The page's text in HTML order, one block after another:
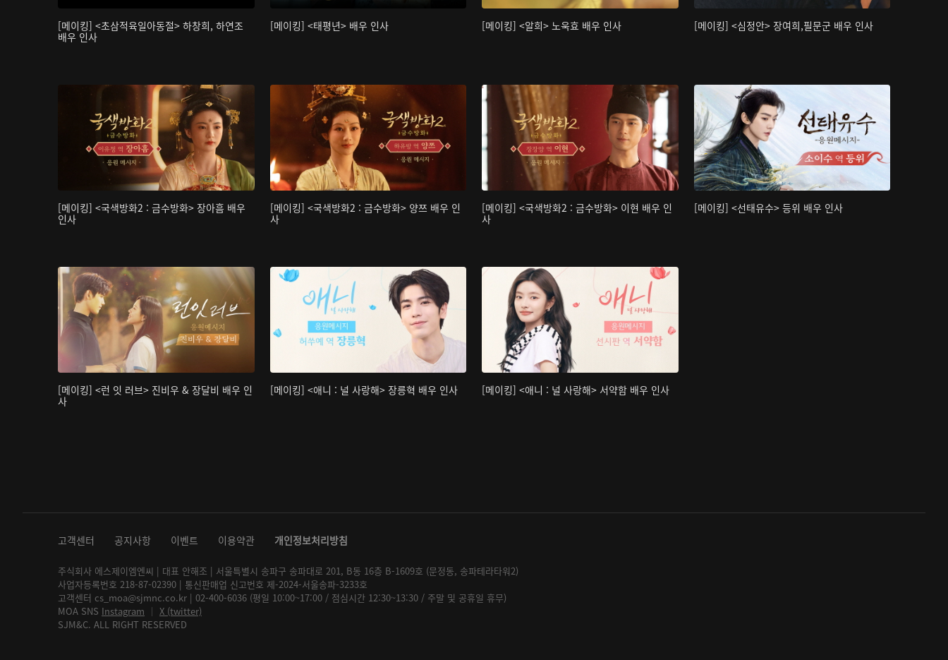
[메이킹] <초삼적육일아동절> 하창희, 하연조
배우 인사
[메이킹] <태평년> 배우 인사 [메이킹] <알희> 노욱효 배우 인사 [메이킹] <심정안> 장여희,필문군 배우 인사
[메이킹] <국색방화2 : 금수방화> 장아흠 배우
인사
[메이킹] <국색방화2 : 금수방화> 양쯔 배우 인
사
[메이킹] <국색방화2 : 금수방화> 이현 배우 인
사
[메이킹] <선태유수> 등위 배우 인사
[메이킹] <런 잇 러브> 진비우 & 장달비 배우 인
사
[메이킹] <애니 : 널 사랑해> 장릉혁 배우 인사 [메이킹] <애니 : 널 사랑해> 서약함 배우 인사
고객센터 공지사항 이벤트 이용약관 개인정보처리방침
주식회사 에스제이엠엔씨 | 대표 안해조 | 서울특별시 송파구 송파대로 201, B동 16층 B-1609호 (문정동, 송파테라타워2)
사업자등록번호 218-87-02390 | 통신판매업 신고번호 제-2024-서울송파-3233호
고객센터 cs_moa@sjmnc.co.kr | 02-400-6036 (평일 10:00~17:00 / 점심시간 12:30~13:30 / 주말 및 공휴일 휴무)
MOA SNS Instagram │ X (twitter)
SJM&C. ALL RIGHT RESERVED